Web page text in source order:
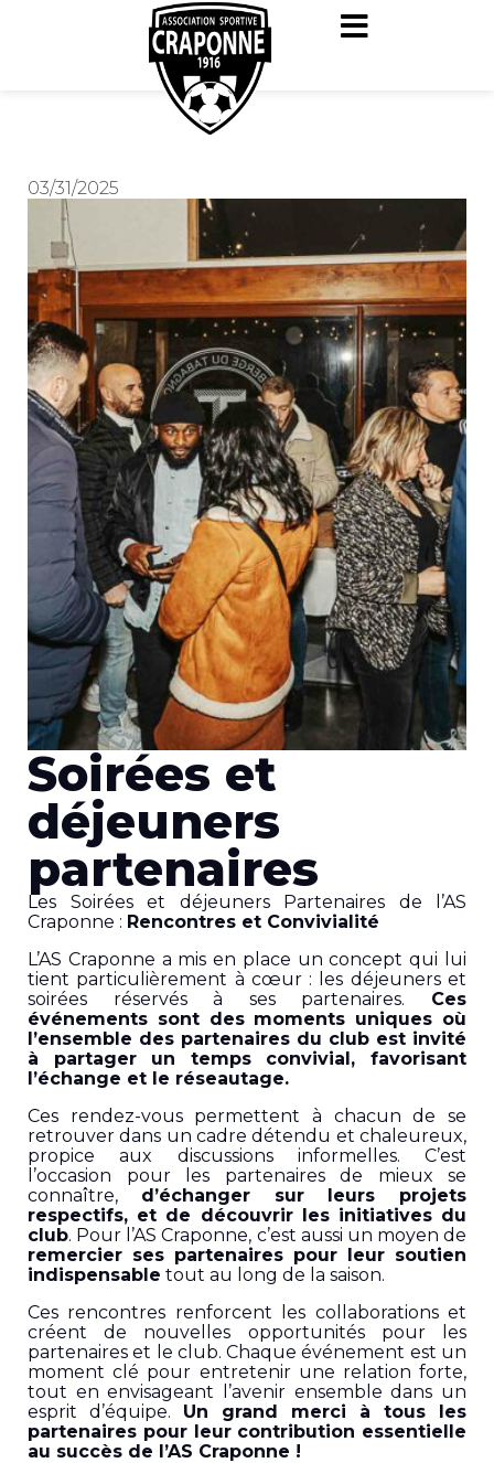
03/31/2025
Soirées et
déjeuners
partenaires
Les Soirées et déjeuners Partenaires de l’AS
Craponne : Rencontres et Convivialité
L’AS Craponne a mis en place un concept qui lui
tient particulièrement à cœur : les déjeuners et
soirées réservés à ses partenaires. Ces
événements sont des moments uniques où
l’ensemble des partenaires du club est invité
à partager un temps convivial, favorisant
l’échange et le réseautage.
Ces rendez-vous permettent à chacun de se
retrouver dans un cadre détendu et chaleureux,
propice aux discussions informelles. C’est
l’occasion pour les partenaires de mieux se
connaître, d’échanger sur leurs projets
respectifs, et de découvrir les initiatives du
club. Pour l’AS Craponne, c’est aussi un moyen de
remercier ses partenaires pour leur soutien
indispensable tout au long de la saison.
Ces rencontres renforcent les collaborations et
créent de nouvelles opportunités pour les
partenaires et le club. Chaque événement est un
moment clé pour entretenir une relation forte,
tout en envisageant l’avenir ensemble dans un
esprit d’équipe. Un grand merci à tous les
partenaires pour leur contribution essentielle
au succès de l’AS Craponne !